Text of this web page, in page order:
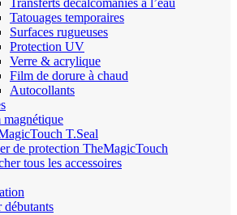
Transferts décalcomanies à l’eau
Tatouages temporaires
Surfaces rugueuses
Protection UV
Verre & acrylique
Film de dorure à chaud
Autocollants
T.Seal
de protection TheMagicTouch
tous les accessoires
débutants